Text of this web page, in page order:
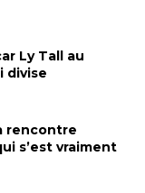
Ly Tall au
divise
rencontre
s’est vraiment